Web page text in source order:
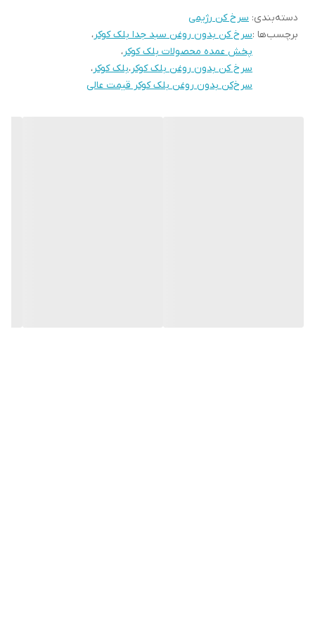
دسته‌بندی: سرخ کن رژیمی
برچسب‌ها :سرخ کن بدون روغن سبد جدا بلک کوکر،
پخش عمده محصولات بلک کوکر،
سرخ کن بدون روغن بلک کوکر،بلک کوکر،
سرخ‌کن بدون روغن بلک کوکر قیمت عالی